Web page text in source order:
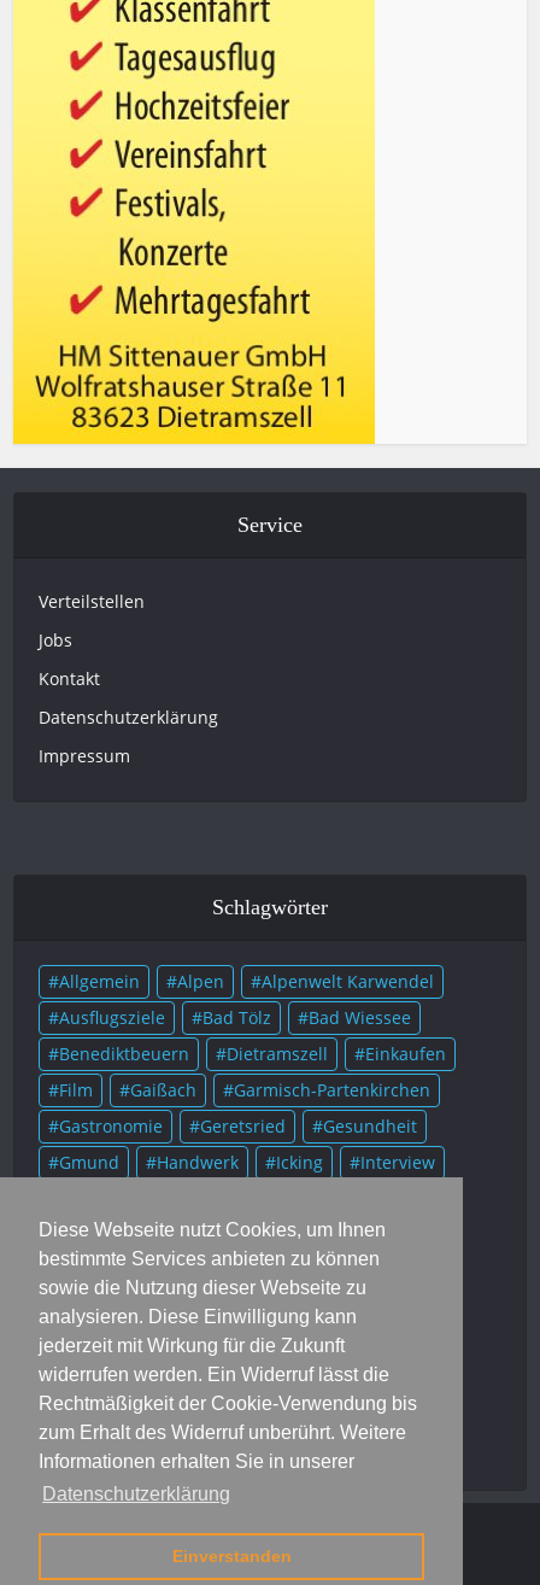
Diese Webseite nutzt Cookies, um Ihnen
bestimmte Services anbieten zu können
sowie die Nutzung dieser Webseite zu
analysieren. Diese Einwilligung kann
jederzeit mit Wirkung für die Zukunft
widerrufen werden. Ein Widerruf lässt die
Rechtmäßigkeit der Cookie-Verwendung bis
zum Erhalt des Widerruf unberührt. Weitere
Informationen erhalten Sie in unserer
Datenschutzerklärung
Einverstanden
Service
Verteilstellen
Jobs
Kontakt
Datenschutzerklärung
Impressum
Schlagwörter
Allgemein Alpen
Alpenwelt Karwendel
Ausflugsziele
Bad Tölz
Bad Wiessee
Benediktbeuern
Dietramszell
Einkaufen
Film
Gaißach
Garmisch-Partenkirchen
Gastronomie
Geretsried
Gesundheit
Gmund
Handwerk Icking
Interview
Mittenwald
Murnau Museum
München
Münsing
Oberammergau
Onlineausgaben
Portrait
Prominente
Rezensionen
Rezepte
Rottach-Egern
Schlehdorf
Soziales Sport
Starnberg
Tegernsee
Trachten
Veranstaltungen
Vereine
Wolfratshausen
Dahoam Jobs Mediadaten Kontakt Impressum